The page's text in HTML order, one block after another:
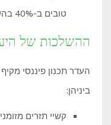
טובים ב-40% בהשוואה לעסקים ללא תכנית כזו.
ההשלכות של
העדר תכנון פיננסי
ביניהן:
קשיי תזרים